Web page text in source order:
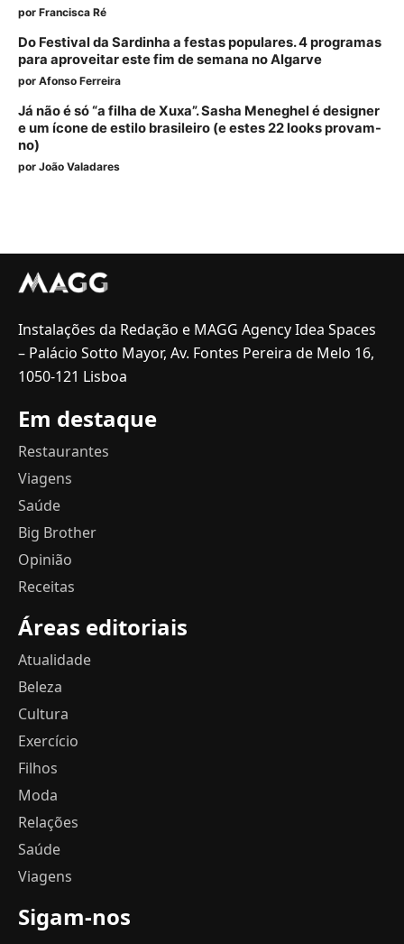
por Francisca Ré
Do Festival da Sardinha a festas populares. 4 programas
para aproveitar este fim de semana no Algarve
por Afonso Ferreira
Já não é só “a filha de Xuxa”. Sasha Meneghel é designer
e um ícone de estilo brasileiro (e estes 22 looks provam-
no)
por João Valadares
Instalações da Redação e MAGG Agency Idea Spaces
– Palácio Sotto Mayor, Av. Fontes Pereira de Melo 16,
1050-121 Lisboa
Em destaque
Restaurantes
Viagens
Saúde
Big Brother
Opinião
Receitas
Áreas editoriais
Atualidade
Beleza
Cultura
Exercício
Filhos
Moda
Relações
Saúde
Viagens
Sigam-nos